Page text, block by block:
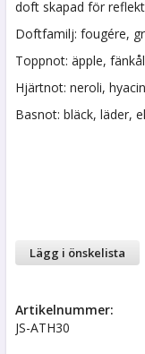
doft skapad för
Doftfamilj: fougére,
Toppnot: äpple,
Hjärtnot: neroli,
Basnot: bläck, läder,
Lägg i önskelista
Artikelnummer:
JS-ATH30